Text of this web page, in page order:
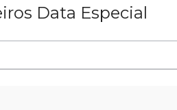
Data Especial